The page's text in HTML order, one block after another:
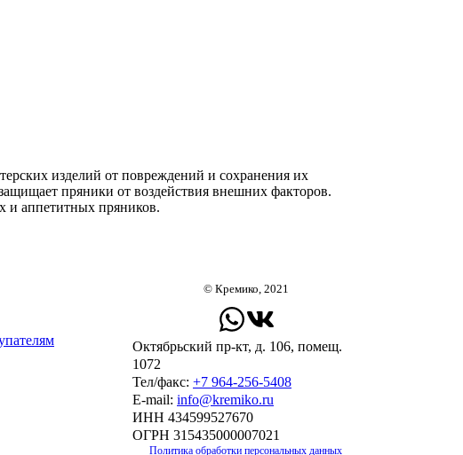
изделий от повреждений и сохранения их
пряники от воздействия внешних факторов.
и аппетитных пряников.
© Кремико, 2021
Октябрьский пр-кт, д. 106, помещ.
1072
Тел/факс: +7 964-256-5408
Е-mail: info@kremiko.ru
ИНН 434599527670
ОГРН 315435000007021
Политика обработки персональных данных